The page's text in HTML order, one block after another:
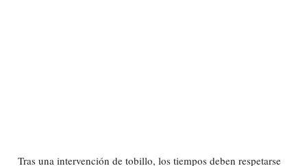
Tras una intervención de tobillo, los tiempos deben respetarse